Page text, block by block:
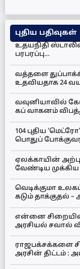
புதிய பதிவுகள்
உதயநிதி
பரபரப்பு…
வத்தளை
உதவியதாக 24
வவுனியாவில்
கப் வாகனம்
104 புதிய
பொதுப்
ஏலக்காயின்
வேண்டிய
வெடிக்குமா
கடும் தாக்குதல் –
என்னை
அரசியல் சவால்
ராஜபக்சக்களை
அரசின் திட்டம் :